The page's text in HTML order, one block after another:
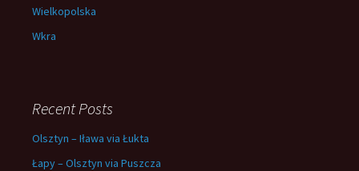
Wielkopolska
Wkra
Recent Posts
Olsztyn – Iława via Łukta
Łapy – Olsztyn via Puszcza